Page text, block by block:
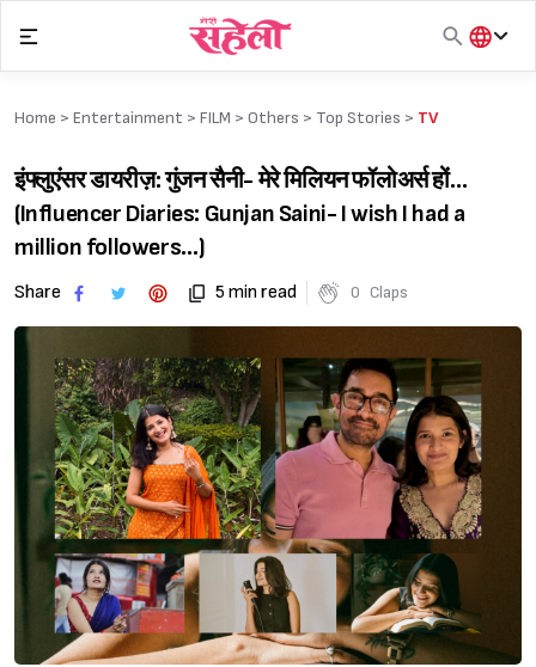
content
हिंदी
Home > Entertainment > FILM > Others > Top Stories > TV
इंफ्लुएंसर डायरीज़: गुंजन सैनी- मेरे मिलियन फॉलोअर्स हों…
(Influencer Diaries: Gunjan Saini- I wish I had a
million followers…)
Share 5 min read 0 Claps